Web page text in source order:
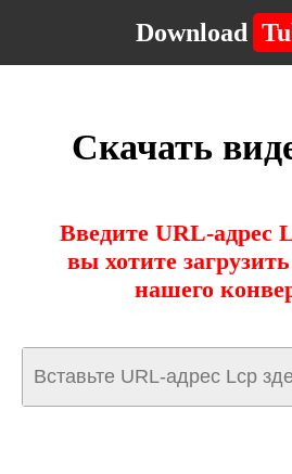
Download
Скачать
Введите URL-адрес
вы хотите
нашего